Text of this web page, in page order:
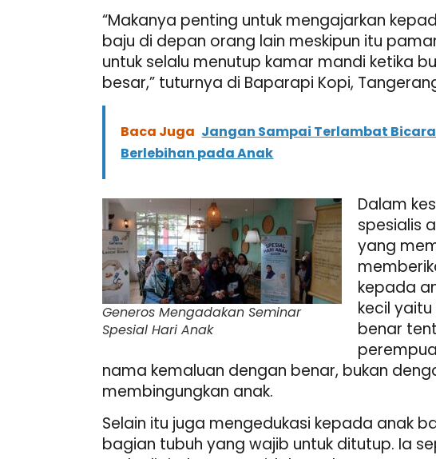
“Makanya penting untuk mengajarkan
baju di depan orang lain meskipun itu
untuk selalu menutup kamar mandi ketika
besar,” tuturnya di Baparapi Kopi,
Baca Juga Jangan Sampai Terlambat
Berlebihan pada Anak
Generos Mengadakan Seminar
Spesial Hari Anak
Dalam
spesialis
yang
kepada
kecil
benar
nama kemaluan dengan benar, bukan
membingungkan anak.
Selain itu juga mengedukasi kepada anak
bagian tubuh yang wajib untuk ditutup. Ia